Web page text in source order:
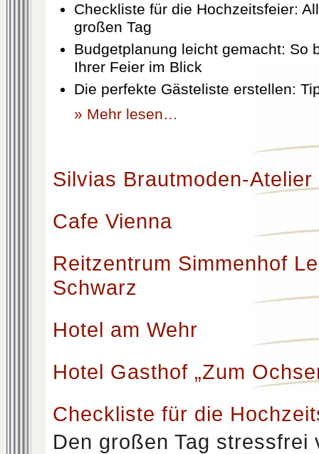
Checkliste für die Hochzeitsfeier:
großen Tag
Budgetplanung leicht gemacht: So
Ihrer Feier im Blick
Die perfekte Gästeliste erstellen:
» Mehr lesen…
Silvias Brautmoden-Atelier
Cafe Vienna
Reitzentrum Simmenhof
Schwarz
Hotel am Wehr
Hotel Gasthof „Zum
Checkliste für die
Den großen Tag stressfrei